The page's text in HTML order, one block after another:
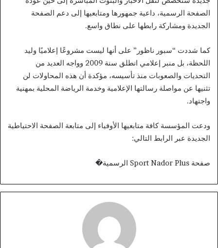
الصفحة الرسمية، داعية جمهورها ومتابعيها إلى دعم الصفحة
الجديدة ومشاركة رابطها على نطاق واسع.
كما شددت “سبور ناظور” على أنها ليست مشروعًا إعلاميًا وليد
اللحظة، بل منبر إعلامي انطلق سنة 2009 وواجه العديد من
التحديات والصعوبات منذ تأسيسه، مؤكدة أن هذه المحاولات لن
تثنيها عن مواصلة رسالتها الإعلامية وخدمة الرياضة المحلية بمهنية
واجتهاد.
ودعت المؤسسة كافة متابعيها الأوفياء إلى متابعة الصفحة الاحتياطية
الجديدة عبر الرابط التالي:
صفحة Sport Nador Plus الرسمية⁠�